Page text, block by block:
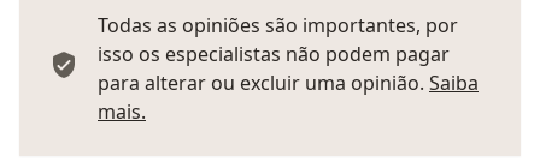
Todas as opiniões são importantes, por
isso os especialistas não podem pagar
para alterar ou excluir uma opinião. Saiba
mais.